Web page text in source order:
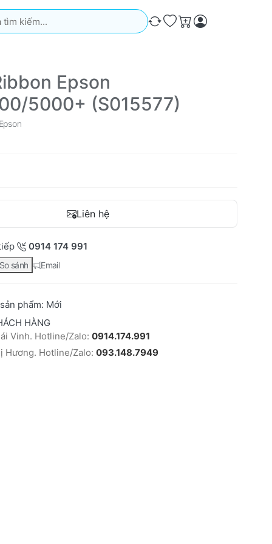
Kết quả sẽ tự động xuất hiện khi bạn nhập. Nhấn phím
So sánh
Ưa thích
Giỏ hàng
Epson
5000+ (S015577)
Liên hệ
0914 174 991
So sánh Email
phẩm: Mới
HÀNG
Vinh. Hotline/Zalo: 0914.174.991
Hương. Hotline/Zalo: 093.148.7949